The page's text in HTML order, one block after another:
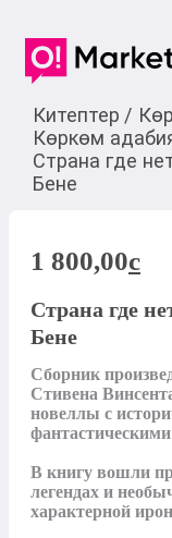
Китептер /
Көркөм
Страна где
Бене
1 800,00c
Страна где
Бене
Сборник
Стивена
новеллы с
В книгу вошли
легендах и
характерной